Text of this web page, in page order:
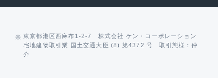
東京都港区西麻布1-2-7 株式会社 ケン・コーポレーション
宅地建物取引業 国土交通大臣 (8) 第4372 号 取引態様：仲
介